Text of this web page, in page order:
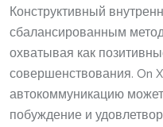
Конструктивный
сбалансированным
охватывая как
совершенствования. On
автокоммуникацию
побуждение и